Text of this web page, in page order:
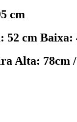
cm
52 cm Baixa:
Alta: 78cm